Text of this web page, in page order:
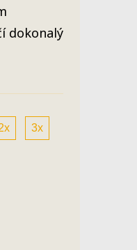
dokonalý
3x